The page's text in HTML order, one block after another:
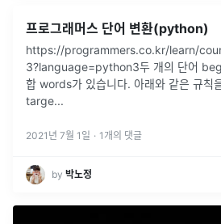
프로그래머스 단어 변환(python)
https://programmers.co.kr/learn/
3?language=python3두 개의 단어
합 words가 있습니다. 아래와 같은 규칙
targe...
2021년 7월 1일 · 1 개의 댓글
by 박노정